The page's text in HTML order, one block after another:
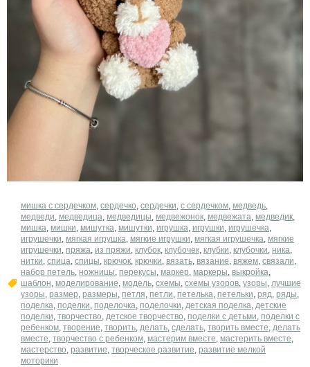
мишка с сердечком, сердечко, сердечки, с сердечком, медведь,
медведи, медведица, медведицы, медвежонок, медвежата, медведик,
мишка, мишки, мишутка, мишутки, игрушка, игрушки, игрушечка,
игрушечки, мягкая игрушка, мягкие игрушки, мягкая игрушечка, мягкие
игрушечки, пряжа, из пряжи, клубок, клубочек, клубки, клубочки, ника,
нитки, спица, спицы, крючок, крючки, вязать, вязание, вяжем, связали,
набор петель, ножницы, перекусы, маркер, маркеры, выкройка,
шаблон, моделирование, модель, схемы, схемы узоров, узоры, лучшие
узоры, размер, размеры, петля, петли, петелька, петельки, ряд, ряды,
поделка, поделки, поделочка, поделочки, детская поделка, детские
поделки, творчество, детское творчество, поделки с детьми, поделки с
ребенком, творение, творить, делать, сделать, творить вместе, делать
вместе, творчество с ребенком, мастерим вместе, мастерить вместе,
мастерство, развитие, творческое развитие, развитие мелкой
моторики